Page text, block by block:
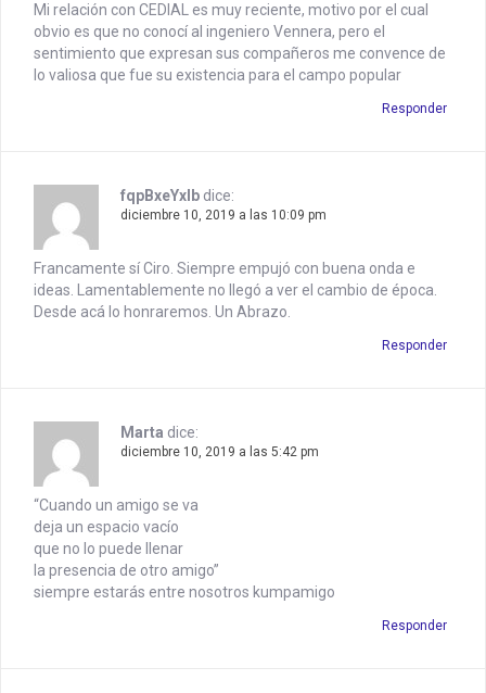
Mi relación con CEDIAL es muy reciente, motivo por el cual
obvio es que no conocí al ingeniero Vennera, pero el
sentimiento que expresan sus compañeros me convence de
lo valiosa que fue su existencia para el campo popular
Responder
fqpBxeYxIb dice:
diciembre 10, 2019 a las 10:09 pm
Francamente sí Ciro. Siempre empujó con buena onda e
ideas. Lamentablemente no llegó a ver el cambio de época.
Desde acá lo honraremos. Un Abrazo.
Responder
Marta dice:
diciembre 10, 2019 a las 5:42 pm
“Cuando un amigo se va
deja un espacio vacío
que no lo puede llenar
la presencia de otro amigo”
siempre estarás entre nosotros kumpamigo
Responder